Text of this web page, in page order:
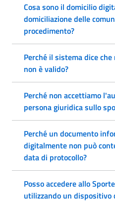
Cosa sono il domicilio
domiciliazione delle
procedimento?
Perché il sistema dice che
non è valido?
Perché non accettiamo
persona giuridica sullo
Perché un documento
digitalmente non può
data di protocollo?
Posso accedere allo
utilizzando un dispositivo